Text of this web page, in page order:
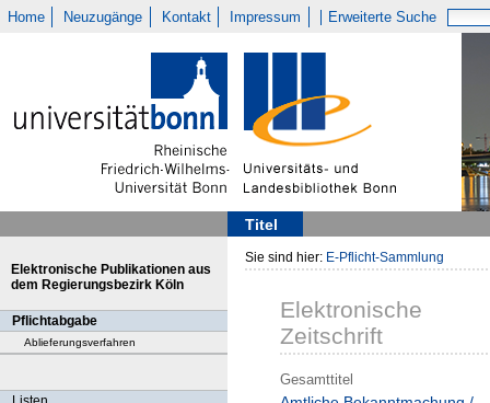
Home Neuzugänge Kontakt Impressum Erweiterte Suche
Titel
Elektronische Publikationen aus
dem Regierungsbezirk Köln
Pflichtabgabe
Ablieferungsverfahren
Sie sind hier: E-Pflicht-Sammlung
Elektronische
Zeitschrift
Gesamttitel